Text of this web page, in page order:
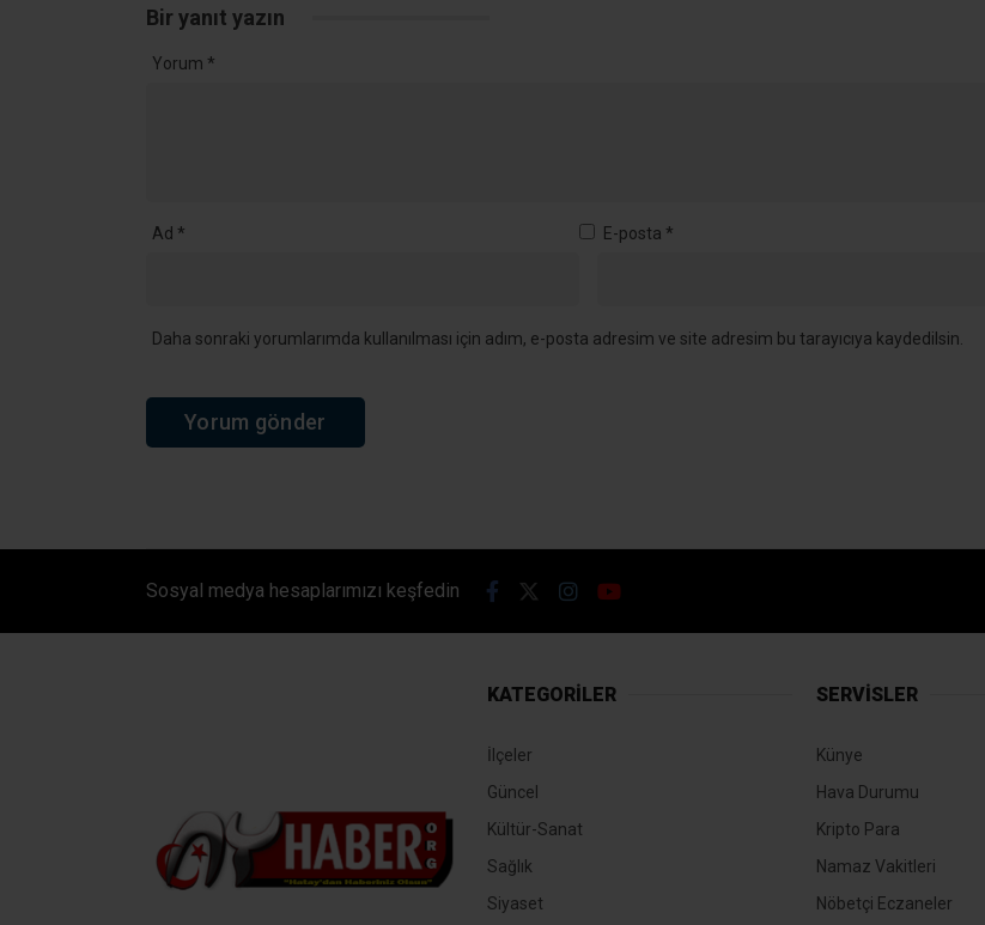
Bir yanıt yazın
Yorum *
Ad * E-posta *
Daha sonraki yorumlarımda kullanılması için adım, e-posta adresim ve site adresim bu tarayıcıya kaydedilsin.
Sosyal medya hesaplarımızı keşfedin
KATEGORİLER
İlçeler
Güncel
Kültür-Sanat
Sağlık
Siyaset
SERVİSLER
Künye
Hava Durumu
Kripto Para
Namaz Vakitleri
Nöbetçi Eczaneler